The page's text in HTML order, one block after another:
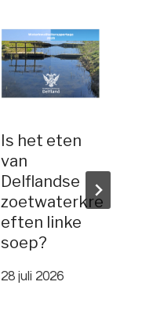
Is het eten
van
Delflandse
zoetwaterkre
eften linke
soep?
28 juli 2026